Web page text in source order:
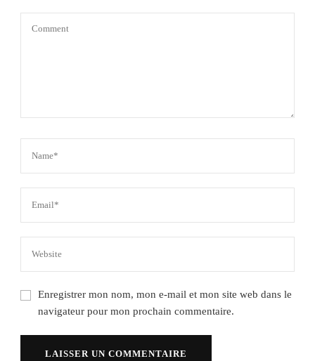
Enregistrer mon nom, mon e-mail et mon site web dans le
navigateur pour mon prochain commentaire.